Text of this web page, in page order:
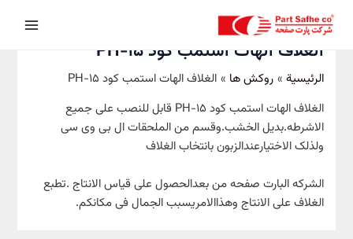
المحتوىالغلاف الهات استمب کود PH-15
الرئيسية روکش ها
الغلاف الهات استمب کود PH-15
الغلاف الهات استمب کود PH-15 قابل للنصب علی جمیع
الاشرطه.بدیل الخشب.وقسم من الملحقات ال بی وی سی
ولذلک الاختیارعندالزبون بانتخاب الغلاف
الشرکه البارت صفحه من بعدالحصول علی قیاس الانتاج .تطبع
الغلاف علی الانتاج وهذاالامریسبب الجمال فی مکانکم.
navigation